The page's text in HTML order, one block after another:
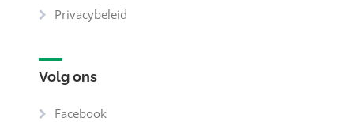
Privacybeleid
Volg ons
Facebook